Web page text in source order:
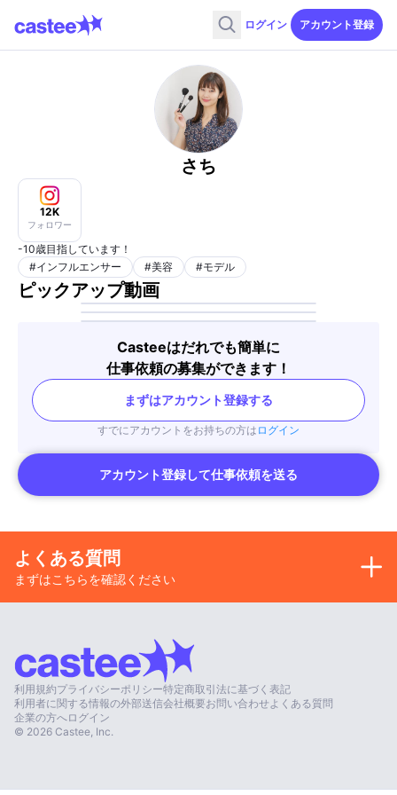
ログイン アカウント登録
さち
12K
フォロワー
-10歳目指しています！
#インフルエンサー #美容 #モデル
ピックアップ動画
Casteeはだれでも簡単に
仕事依頼の募集ができます！
まずはアカウント登録する
すでにアカウントをお持ちの方は ログイン
アカウント登録して仕事依頼を送る
よくある質問
まずはこちらを確認ください
利用規約プライバシーポリシー特定商取引法に基づく表記
利用者に関する情報の外部送信会社概要お問い合わせ よくある質問
企業の方へログイン
© 2026 Castee, Inc.